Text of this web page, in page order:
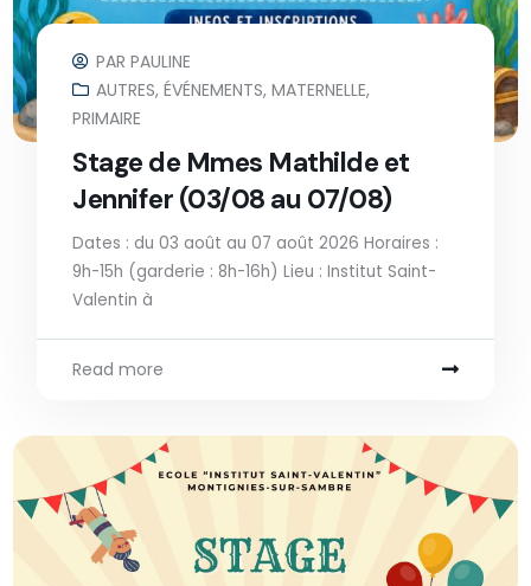
PARPAULINE
AUTRES,ÉVÉNEMENTS,MATERNELLE,
PRIMAIRE
Stage de Mmes Mathilde et
Jennifer (03/08 au 07/08)
Dates : du 03 août au 07 août 2026 Horaires :
9h-15h (garderie : 8h-16h) Lieu : Institut Saint-
Valentin à
Read more